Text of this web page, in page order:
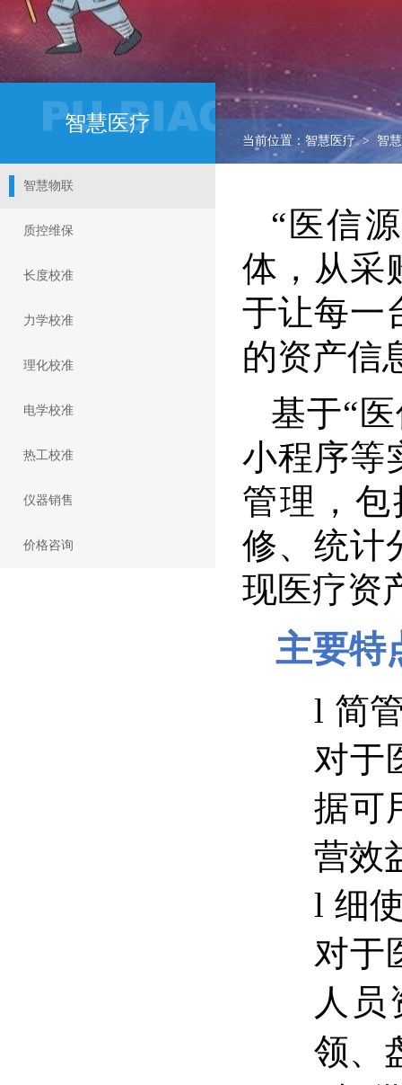
智慧医疗
当前位置：智慧医疗 > 智
智慧物联
质控维保
长度校准
力学校准
理化校准
电学校准
热工校准
仪器销售
价格咨询
“医信
体，从采
于让每一
的资产信
基于“
小程序等
管理，
修、统计
现医疗资
主要特
l 简
对于
据可
营效
l 细
对于
人
领、